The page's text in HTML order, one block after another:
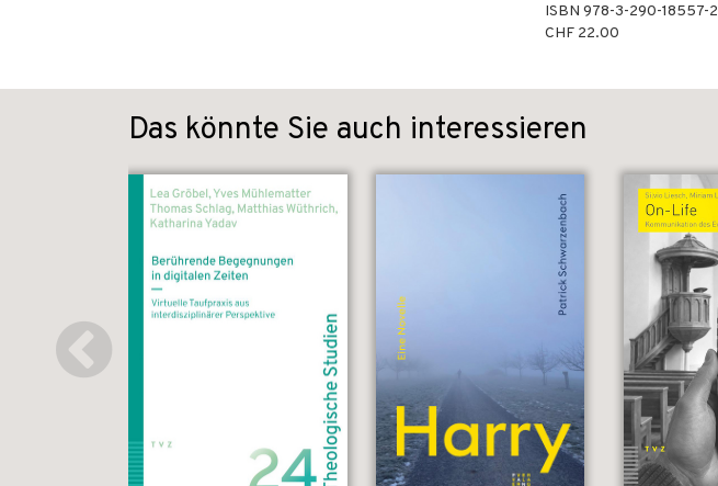
ISBN 978-3-290-18557-2
CHF 22.00
Das könnte Sie auch interessieren